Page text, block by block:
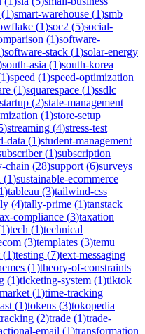
(1)smart-warehouse (1)smb
(1)soc2 (5)social-
(1)software-
)software-stack (1)solar-energy
south-asia (1)south-korea
1)speed (1)speed-optimization
(1)squarespace (1)ssdlc
startup (2)state-management
(1)store-setup
)streaming (4)stress-test
data (1)student-management
(1)subscription
chain (28)support (6)surveys
(1)sustainable-ecommerce
1)tableau (3)tailwind-css
(4)tally-prime (1)tanstack
compliance (3)taxation
1)tech (1)technical
(3)templates (3)temu
(1)testing (7)text-messaging
(1)theory-of-constraints
(1)ticketing-system (1)tiktok
(1)time-tracking
(1)tokens (3)tokopedia
(2)trade (1)trade-
email (1)transformation